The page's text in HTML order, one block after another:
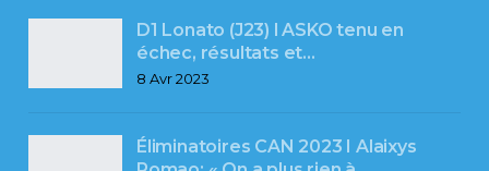
D1 Lonato (J23) l ASKO tenu en
échec, résultats et…
8 Avr 2023
Éliminatoires CAN 2023 I Alaixys